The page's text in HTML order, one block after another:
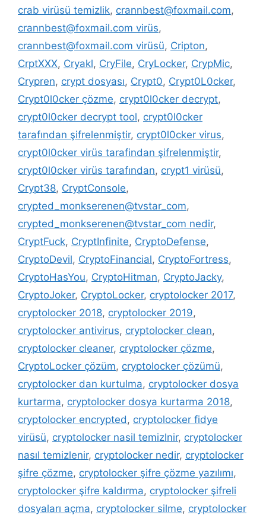
crab virüsü temizlik, crannbest@foxmail.com,
crannbest@foxmail.com virüs,
crannbest@foxmail.com virüsü, Cripton,
CrptXXX, Cryakl, CryFile, CryLocker, CrypMic,
Crypren, crypt dosyası, Crypt0, Crypt0L0cker,
Crypt0l0cker çözme, crypt0l0cker decrypt,
crypt0l0cker decrypt tool, crypt0l0cker
tarafından şifrelenmiştir, crypt0l0cker virus,
crypt0l0cker virüs tarafindan şifrelenmiştir,
crypt0l0cker virüs tarafından, crypt1 virüsü,
Crypt38, CryptConsole,
crypted_monkserenen@tvstar_com,
crypted_monkserenen@tvstar_com nedir,
CryptFuck, CryptInfinite, CryptoDefense,
CryptoDevil, CryptoFinancial, CryptoFortress,
CryptoHasYou, CryptoHitman, CryptoJacky,
CryptoJoker, CryptoLocker, cryptolocker 2017,
cryptolocker 2018, cryptolocker 2019,
cryptolocker antivirus, cryptolocker clean,
cryptolocker cleaner, cryptolocker çözme,
CryptoLocker çözüm, cryptolocker çözümü,
cryptolocker dan kurtulma, cryptolocker dosya
kurtarma, cryptolocker dosya kurtarma 2018,
cryptolocker encrypted, cryptolocker fidye
virüsü, cryptolocker nasil temizlnir, cryptolocker
nasıl temizlenir, cryptolocker nedir, cryptolocker
şifre çözme, cryptolocker şifre çözme yazılımı,
cryptolocker şifre kaldırma, cryptolocker şifreli
dosyaları açma, cryptolocker silme, cryptolocker